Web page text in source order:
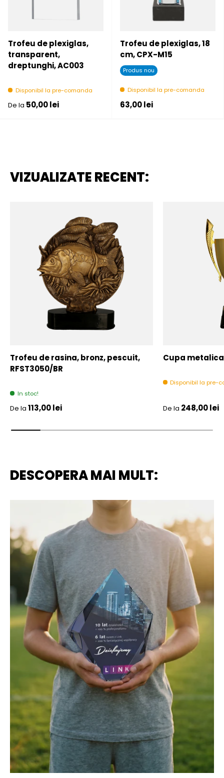
Trofeu de plexiglas,
transparent,
dreptunghi, AC003
Disponibil la pre-comanda
Pret initial
De la 50,00 lei
Trofeu de plexiglas, 18
cm, CPX-M15
Produs nou
Disponibil la pre-comanda
Pret initial
63,00 lei
VIZUALIZATE RECENT:
Trofeu de rasina, bronz, pescuit,
RFST3050/BR
In stoc!
Pret initial
De la 113,00 lei
Cupa
Disponibil la pre-
Pret initial
De la 248,00 lei
DESCOPERA MAI MULT: